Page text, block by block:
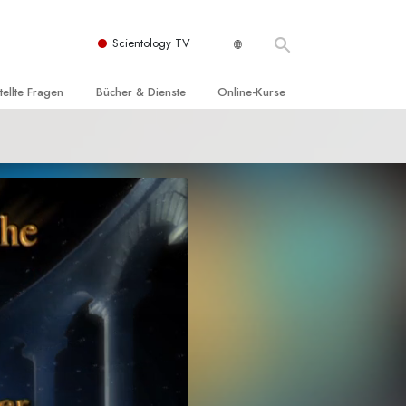
Scientology TV
Fragen
der Scientology
Bücher & Dienste
Dienste
Online-Kurse
Die Dynamiken des Daseins
Die Bestandteile des Verstehens
Lösungen für eine gefährliche Umwelt
Beistände bei Krankheiten und
Verletzungen
Ehe